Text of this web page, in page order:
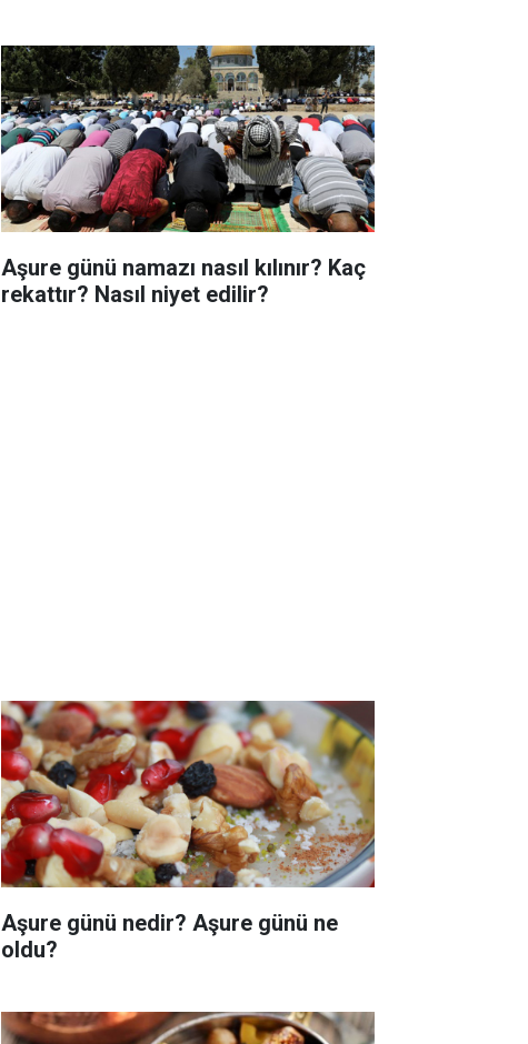
Aşure günü namazı nasıl kılınır? Kaç
rekattır? Nasıl niyet edilir?
Aşure günü nedir? Aşure günü ne
oldu?